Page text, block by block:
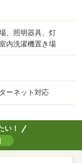
、照明器具、灯
内洗濯機置き場
ーネット対応
い！